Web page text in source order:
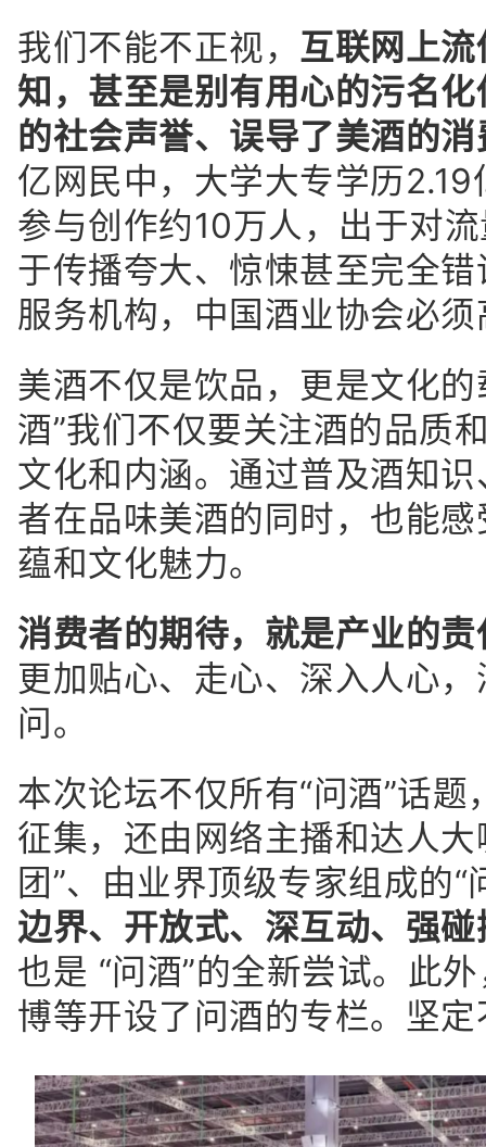
我们不能不正视， 互联网上
知，甚至是别有用心的污名化
的社会声誉、误导了美酒的消
亿网民中，大学大专学历
参与创作约10万人，出于对
于传播夸大、惊悚甚至完全
服务机构，中国酒业协会必
美酒不仅是饮品，更是文化
酒”我们不仅要关注酒的品质
文化和内涵。通过普及酒知
者在品味美酒的同时，也能
蕴和文化魅力。
消费者的期待，就是产业的
更加贴心、走心、深入人心
问。
本次论坛不仅所有“问酒”话
征集，还由网络主播和达人
团”、由业界顶级专家组成的“
边界、开放式、深互动、强
也是 “问酒”的全新尝试。此
博等开设了问酒的专栏。坚